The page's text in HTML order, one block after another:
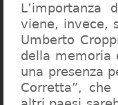
L’importanza
viene, invece,
Umberto
della memoria
una presenza
Corretta”,